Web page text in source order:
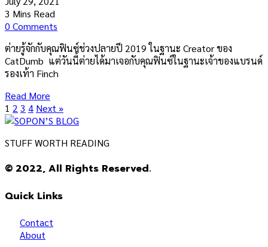
3 Mins Read
0 Comments
ต่ายรู้จักกับคุณฟินซ์ช่วงปลายปี 2019 ในฐานะ Creator ของ
CatDumb แต่วันนี้ต่ายได้มาเจอกับคุณฟินซ์ในฐานะเจ้าของแบรนด์
รองเท้า Finch
Read More
1 2 3 4 Next »
STUFF WORTH READING
© 2022, All Rights Reserved.
Quick Links
Contact
About